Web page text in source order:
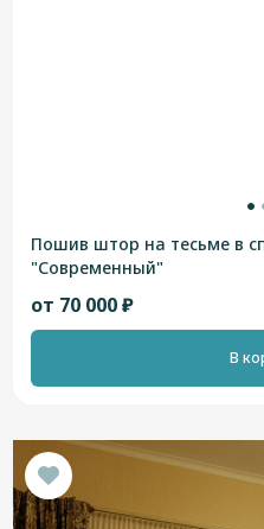
Пошив штор на тесьме в
"Современный"
от 70 000 ₽
В